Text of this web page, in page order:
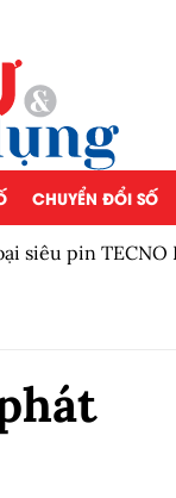
CHUYỂN ĐỔI SỐ
siêu pin TECNO